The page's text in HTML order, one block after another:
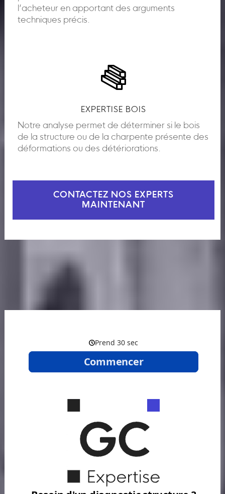
l’acheteur en apportant des arguments
techniques précis.
EXPERTISE BOIS
Notre analyse permet de déterminer si le bois
de la structure ou de la charpente présente des
déformations ou des détériorations.
CONTACTEZ NOS EXPERTS
MAINTENANT